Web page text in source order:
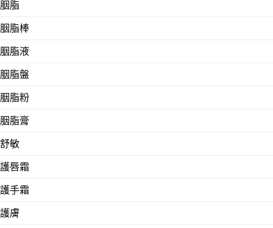
胭脂
胭脂棒
胭脂液
胭脂盤
胭脂粉
胭脂膏
舒敏
護唇霜
護手霜
護膚